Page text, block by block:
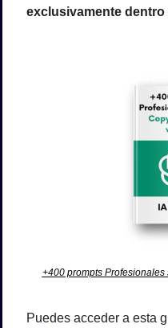
exclusivamente dentro
+400 prompts